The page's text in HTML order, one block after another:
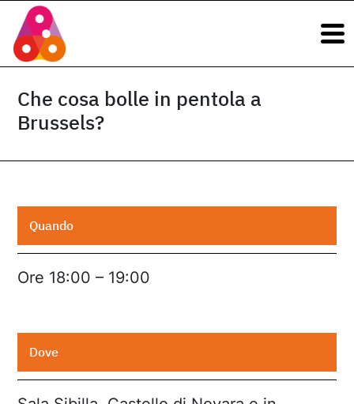
Vai al contenuto
Navigazione principale
Navigazione principale
Che cosa bolle in pentola a
Brussels?
Quando
Ore 18:00 – 19:00
Dove